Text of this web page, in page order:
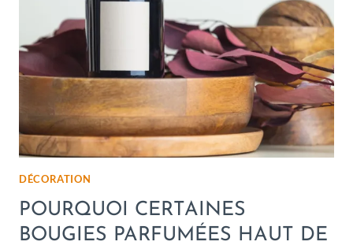
DÉCORATION
POURQUOI CERTAINES
BOUGIES PARFUMÉES HAUT DE